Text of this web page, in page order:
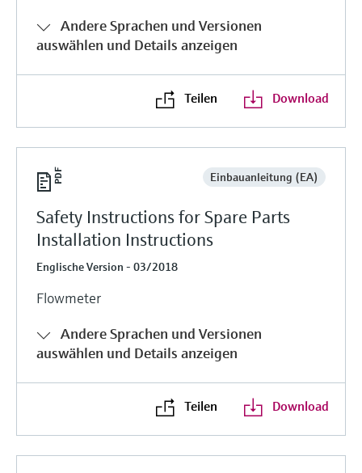
Andere Sprachen und Versionen
auswählen und Details anzeigen
Teilen Download
Einbauanleitung (EA)
Safety Instructions for Spare Parts
Installation Instructions
Englische Version - 03/2018
Flowmeter
Andere Sprachen und Versionen
auswählen und Details anzeigen
Teilen Download